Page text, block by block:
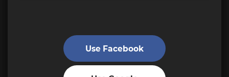
Use Facebook